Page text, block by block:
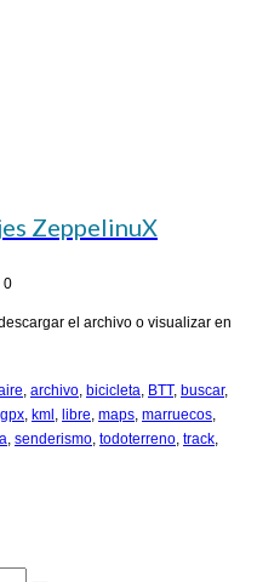
ZeppelinuX
0
el archivo o visualizar en
, archivo, bicicleta, BTT, buscar,
gpx, kml, libre, maps, marruecos,
, senderismo, todoterreno, track,